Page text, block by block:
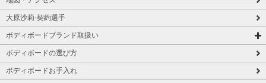
大原沙莉-契約選手
ボディボードブランド取扱い
ボディボードの選び方
ボディボードお手入れ